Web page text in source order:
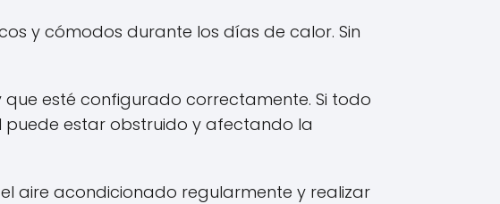
y cómodos durante los días de calor. Sin
esté configurado correctamente. Si todo
puede estar obstruido y afectando la
aire acondicionado regularmente y realizar